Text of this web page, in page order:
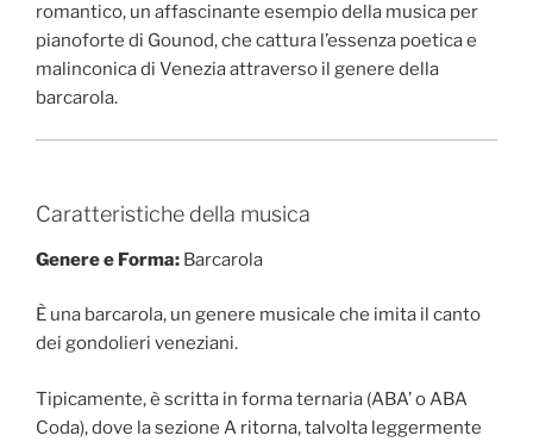
romantico, un affascinante esempio della musica per
pianoforte di Gounod, che cattura l’essenza poetica e
malinconica di Venezia attraverso il genere della
barcarola.
Caratteristiche della musica
Genere e Forma: Barcarola
È una barcarola, un genere musicale che imita il canto
dei gondolieri veneziani.
Tipicamente, è scritta in forma ternaria (ABA’ o ABA
Coda), dove la sezione A ritorna, talvolta leggermente